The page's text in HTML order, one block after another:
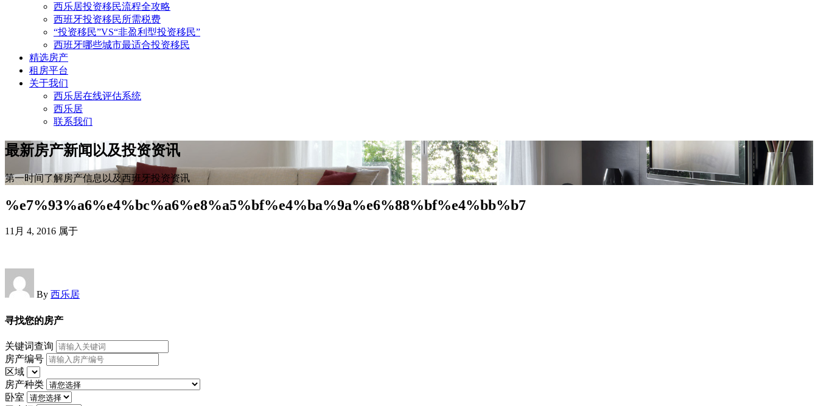
西乐居投资移民流程全攻略
西班牙投资移民所需税费
“投资移民”VS“非盈利型投资移民”
西班牙哪些城市最适合投资移民
精选房产
租房平台
关于我们
西乐居在线评估系统
西乐居
联系我们
最新房产新闻以及投资资讯
第一时间了解房产信息以及西班牙投资资讯
%e7%93%a6%e4%bc%a6%e8%a5%bf%e4%ba%9a%e6%88%bf%e4%bb%b7
11月 4, 2016 属于
By 西乐居
寻找您的房产
关键词查询
房产编号
区域
房产种类
卧室